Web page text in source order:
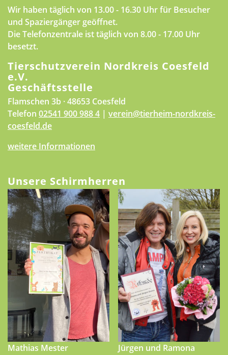
Wir haben täglich von 13.00 - 16.30 Uhr für Besucher
und Spaziergänger geöffnet.
Die Telefonzentrale ist täglich von 8.00 - 17.00 Uhr
besetzt.
Tierschutzverein Nordkreis Coesfeld
e.V.
Geschäftsstelle
Flamschen 3b · 48653 Coesfeld
Telefon 02541 900 988 4 | verein@tierheim-nordkreis-
coesfeld.de
weitere Informationen
Unsere Schirmherren
Mathias Mester
Jürgen und Ramona